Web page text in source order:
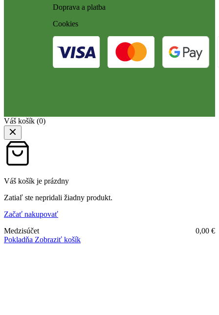
Doprava a platba
Cookies
Váš košík (0)
Váš košík je prázdny
Zatiaľ ste nepridali žiadny produkt.
Začať nakupovať
Medzisúčet
0,00 €
Pokladňa Zobraziť košík